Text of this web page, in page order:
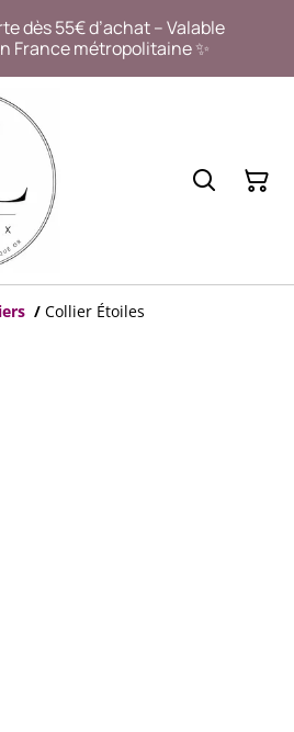
dès 55€ d’achat – Valable
France métropolitaine ✨
/ Collier Étoiles